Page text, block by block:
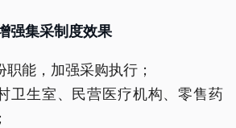
强集采制度效果
能，加强采购执行；
卫生室、民营医疗机构、零售药